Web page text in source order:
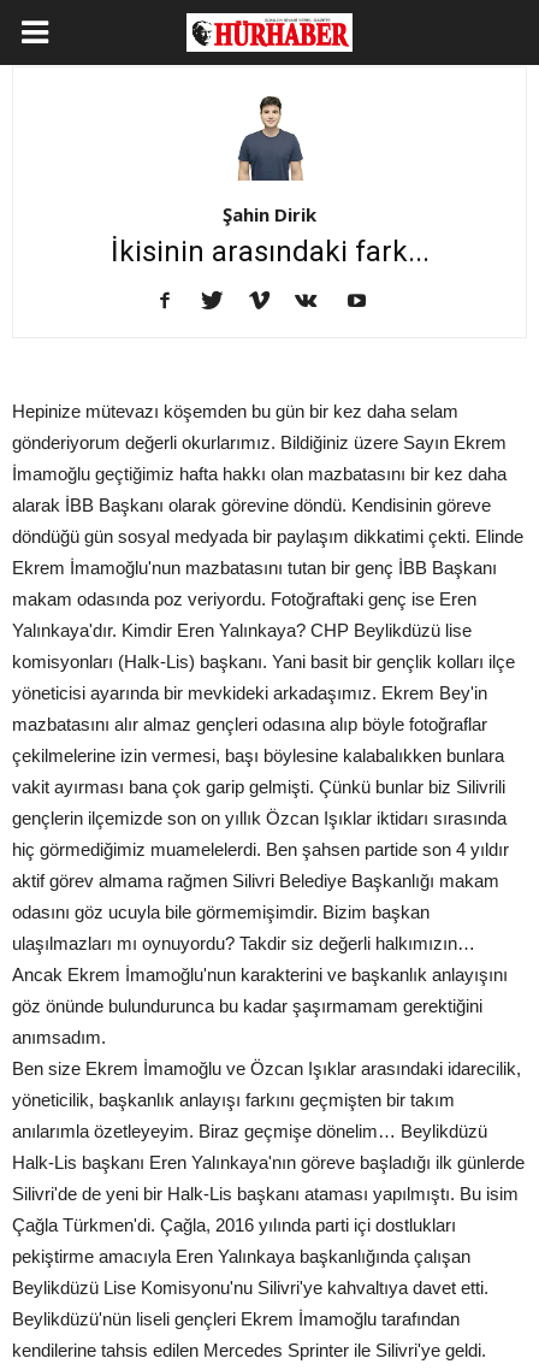
Şahin Dirik
İkisinin arasındaki fark...
Hepinize mütevazı köşemden bu gün bir kez daha selam
gönderiyorum değerli okurlarımız. Bildiğiniz üzere Sayın Ekrem
İmamoğlu geçtiğimiz hafta hakkı olan mazbatasını bir kez daha
alarak İBB Başkanı olarak görevine döndü. Kendisinin göreve
döndüğü gün sosyal medyada bir paylaşım dikkatimi çekti. Elinde
Ekrem İmamoğlu'nun mazbatasını tutan bir genç İBB Başkanı
makam odasında poz veriyordu. Fotoğraftaki genç ise Eren
Yalınkaya'dır. Kimdir Eren Yalınkaya? CHP Beylikdüzü lise
komisyonları (Halk-Lis) başkanı. Yani basit bir gençlik kolları ilçe
yöneticisi ayarında bir mevkideki arkadaşımız. Ekrem Bey'in
mazbatasını alır almaz gençleri odasına alıp böyle fotoğraflar
çekilmelerine izin vermesi, başı böylesine kalabalıkken bunlara
vakit ayırması bana çok garip gelmişti. Çünkü bunlar biz Silivrili
gençlerin ilçemizde son on yıllık Özcan Işıklar iktidarı sırasında
hiç görmediğimiz muamelelerdi. Ben şahsen partide son 4 yıldır
aktif görev almama rağmen Silivri Belediye Başkanlığı makam
odasını göz ucuyla bile görmemişimdir. Bizim başkan
ulaşılmazları mı oynuyordu? Takdir siz değerli halkımızın…
Ancak Ekrem İmamoğlu'nun karakterini ve başkanlık anlayışını
göz önünde bulundurunca bu kadar şaşırmamam gerektiğini
anımsadım.
Ben size Ekrem İmamoğlu ve Özcan Işıklar arasındaki idarecilik,
yöneticilik, başkanlık anlayışı farkını geçmişten bir takım
anılarımla özetleyeyim. Biraz geçmişe dönelim… Beylikdüzü
Halk-Lis başkanı Eren Yalınkaya'nın göreve başladığı ilk günlerde
Silivri'de de yeni bir Halk-Lis başkanı ataması yapılmıştı. Bu isim
Çağla Türkmen'di. Çağla, 2016 yılında parti içi dostlukları
pekiştirme amacıyla Eren Yalınkaya başkanlığında çalışan
Beylikdüzü Lise Komisyonu'nu Silivri'ye kahvaltıya davet etti.
Beylikdüzü'nün liseli gençleri Ekrem İmamoğlu tarafından
kendilerine tahsis edilen Mercedes Sprinter ile Silivri'ye geldi.